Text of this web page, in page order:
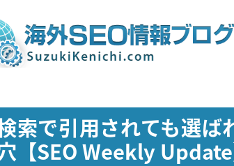
索で引用されても選ば
【SEO Weekly Update